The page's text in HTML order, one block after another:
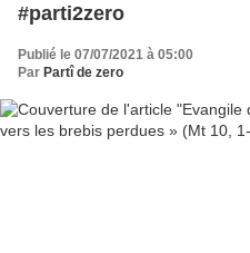
#parti2zero
Publié le 07/07/2021 à 05:00
Par Partî de zero